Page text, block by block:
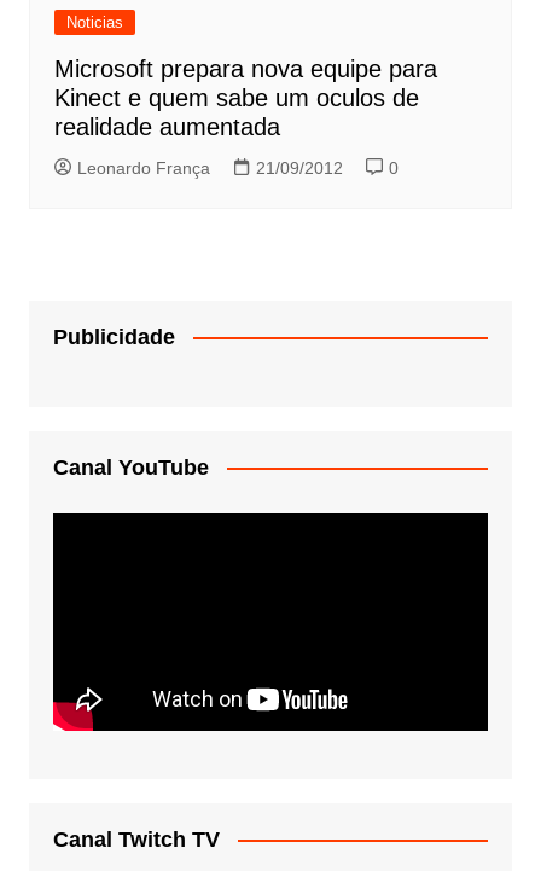
Noticias
Microsoft prepara nova equipe para
Kinect e quem sabe um oculos de
realidade aumentada
Leonardo França 21/09/2012 0
Publicidade
Canal YouTube
Canal Twitch TV